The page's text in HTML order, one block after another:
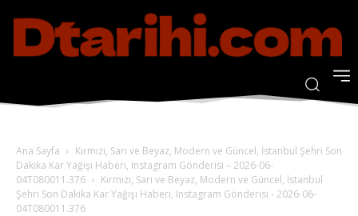
Ana Sayfa
Kırmızı, Sarı ve Beyaz, Modern ve Güncel, İstanbul Şehri Son
Dakika Kar Yağışı Haberi, Instagram Gönderisi – 2026-06-
04T080011.376
Kırmızı, Sarı ve Beyaz, Modern ve Güncel, İstanbul
Şehri Son Dakika Kar Yağışı Haberi, Instagram Gönderisi - 2026-06-
04T080011.376